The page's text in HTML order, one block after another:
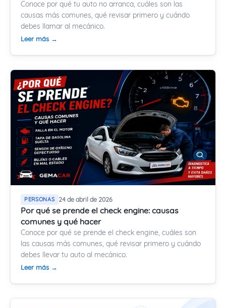
Conoce por qué tu auto no arranca, cuáles son las
causas más comunes, qué revisar primero y cuándo
debes llamar al mecánico.
Leer más →
PERSONAS 24 de abril de 2026
Por qué se prende el check engine: causas
comunes y qué hacer
Conoce por qué se prende el check engine, cuáles son
las causas más comunes, qué revisar primero y cuándo
debes llevar tu auto al mecánico.
Leer más →